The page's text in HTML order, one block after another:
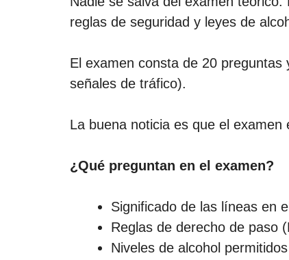
reglas de seguridad y leyes de
El examen consta de 20
señales de tráfico).
La buena noticia es que el
¿Qué preguntan en el examen?
Significado de las líneas en
Reglas de derecho de paso
Niveles de alcohol